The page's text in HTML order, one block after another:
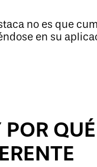
no es que
en su